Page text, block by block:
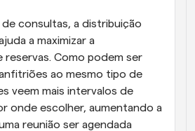
consultas, a distribuição
a maximizar a
reservas. Como podem ser
ao mesmo tipo de
veem mais intervalos de
onde escolher, aumentando a
reunião ser agendada